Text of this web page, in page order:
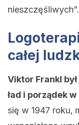
nieszczęśliwych”.
całej
Viktor Frankl
ład i porządek
się w 1947 roku,